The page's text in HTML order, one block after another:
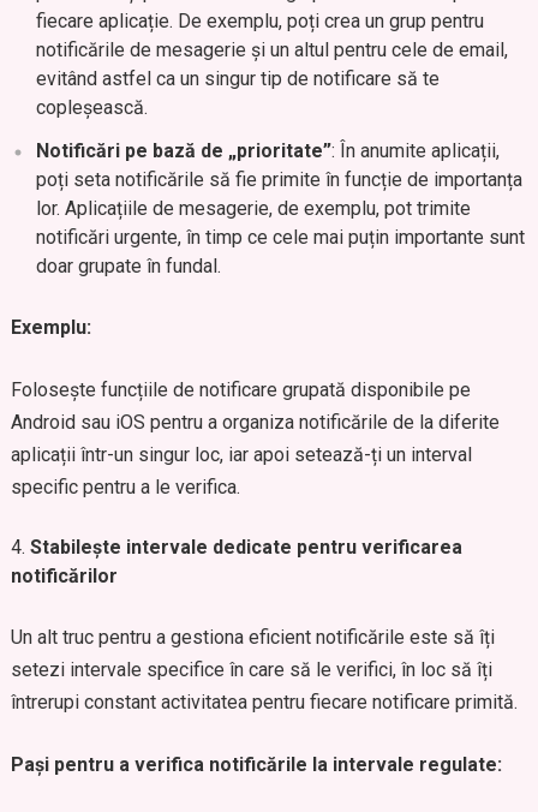
fiecare aplicație. De exemplu, poți crea un grup pentru
notificările de mesagerie și un altul pentru cele de email,
evitând astfel ca un singur tip de notificare să te
copleșească.
Notificări pe bază de „prioritate”: În anumite aplicații,
poți seta notificările să fie primite în funcție de importanța
lor. Aplicațiile de mesagerie, de exemplu, pot trimite
notificări urgente, în timp ce cele mai puțin importante sunt
doar grupate în fundal.
Exemplu:
Folosește funcțiile de notificare grupată disponibile pe
Android sau iOS pentru a organiza notificările de la diferite
aplicații într-un singur loc, iar apoi setează-ți un interval
specific pentru a le verifica.
Stabilește intervale dedicate pentru verificarea
notificărilor
Un alt truc pentru a gestiona eficient notificările este să îți
setezi intervale specifice în care să le verifici, în loc să îți
întrerupi constant activitatea pentru fiecare notificare primită.
Pași pentru a verifica notificările la intervale regulate: